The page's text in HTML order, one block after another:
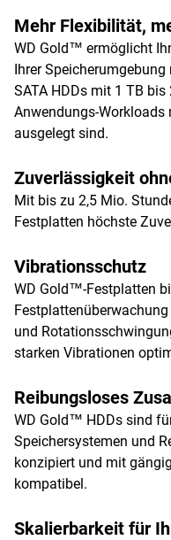
Mehr Flexibilität,
WD Gold™ ermöglicht
Ihrer
SATA HDDs mit 1 TB bis
Anwendungs-Workloads
ausgelegt sind.
Zuverlässigkeit
Mit bis zu 2,5 Mio.
Festplatten höchste
Vibrationsschutz
WD Gold™-Festplatten
und
starken Vibrationen
Reibungsloses
WD Gold™ HDDs sind
Speichersystemen und
konzipiert und mit
kompatibel.
Skalierbarkeit für